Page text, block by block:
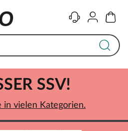
KontaktKonto
SSV!
in vielen Kategorien.